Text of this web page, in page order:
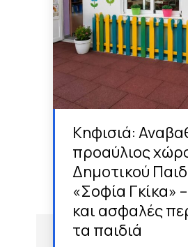
Κηφισιά:
προαύλιος
Δημοτικού
«Σοφία Γκίκα»
και ασφαλές
τα παιδιά